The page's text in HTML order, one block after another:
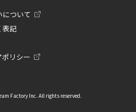
ついて
表記
リシー
Factory Inc. All rights reserved.